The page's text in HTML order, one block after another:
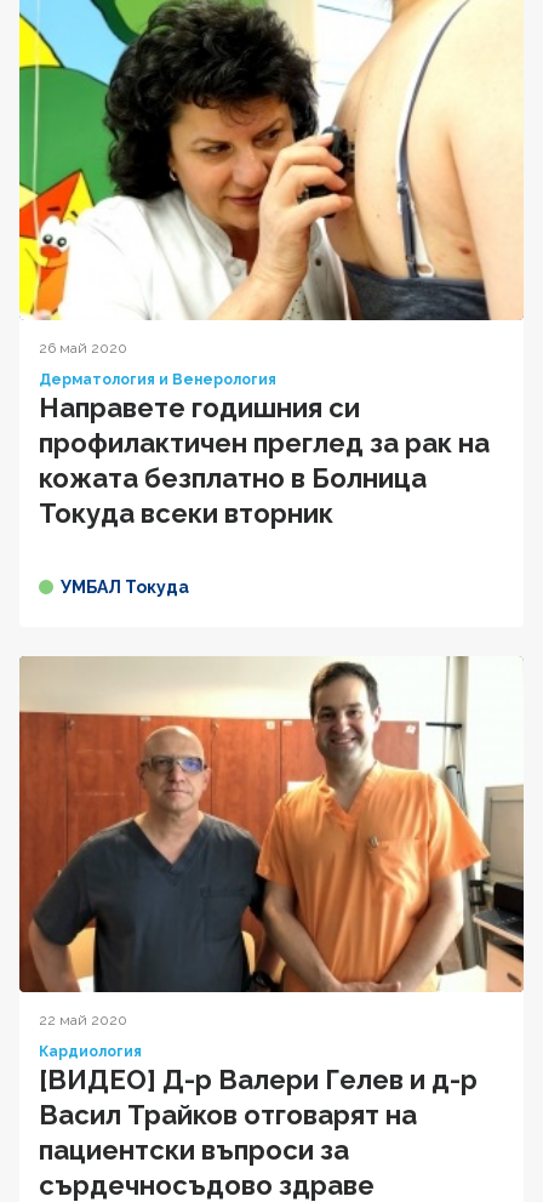
26 май 2020
Дерматология и Венерология
Направете годишния си
профилактичен преглед за рак на
кожата безплатно в Болница
Токуда всеки вторник
УМБАЛ Токуда
22 май 2020
Кардиология
[ВИДЕО] Д-р Валери Гелев и д-р
Васил Трайков отговарят на
пациентски въпроси за
сърдечносъдово здравe